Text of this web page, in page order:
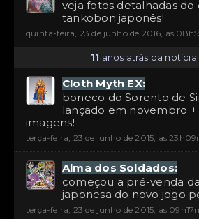
veja fotos detalhadas do
tankobon japonês!
quinta-feira, 23 de junho de 2016, as
11 anos atrás da notícia
Cloth Myth EX:
boneco do Sorento de
lançado em novembro +
imagens!
terça-feira, 23 de junho de 2015, as
Alma dos Soldados:
começou a pré-venda
japonesa do novo jogo
terça-feira, 23 de junho de 2015, as